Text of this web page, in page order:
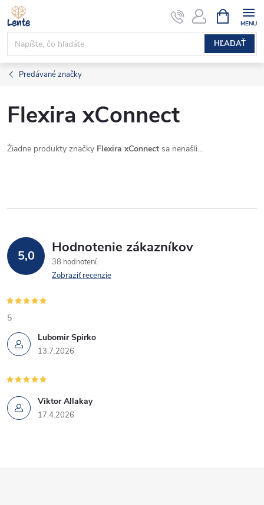
Prejsť
na
obsah
HĽADAŤ
KOŠÍK
Predávané značky
Flexira xConnect
Žiadne produkty značky Flexira xConnect sa nenašli...
5,0 Hodnotenie zákazníkov
38 hodnotení
Zobraziť recenzie
Lubomir Spirko
13.7.2026
5
Viktor Allakay
17.4.2026